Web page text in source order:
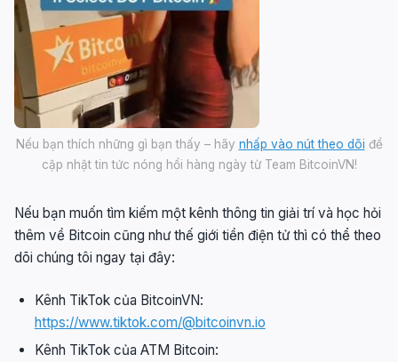
Nếu bạn thích những gì bạn thấy – hãy nhấp vào nút theo dõi để
cập nhật tin tức nóng hổi hàng ngày từ Team BitcoinVN!
Nếu bạn muốn tìm kiếm một kênh thông tin giải trí và học hỏi
thêm về Bitcoin cũng như thế giới tiền điện tử thì có thể theo
dõi chúng tôi ngay tại đây:
Kênh TikTok của BitcoinVN:
https://www.tiktok.com/@bitcoinvn.io
Kênh TikTok của ATM Bitcoin: